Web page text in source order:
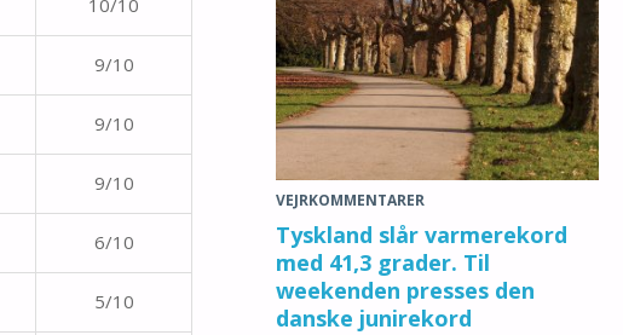
9/10
9/10
9/10
6/10
5/10
VEJRKOMMENTARER
Tyskland slår varmerekord
med 41,3 grader. Til
weekenden presses den
danske junirekord